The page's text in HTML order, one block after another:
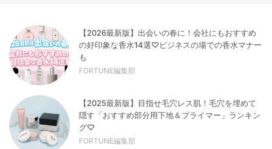
【2026最新版】出会いの春に！会社にもおすすめ
の好印象な香水14選♡ビジネスの場での香水マナー
も
FORTUNE編集部
【2025最新版】目指せ毛穴レス肌！毛穴を埋めて
隠す「おすすめ部分用下地＆プライマー」ランキン
グ♡
FORTUNE編集部